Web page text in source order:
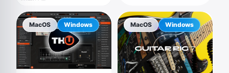
MacOS Windows MacOS Windows